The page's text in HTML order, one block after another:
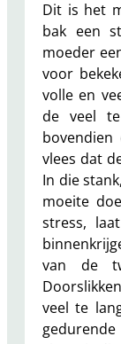
Dit is het
bak een
moeder
voor
volle en
de veel
vlees dat
In die
moeite
stress,
van de
veel te